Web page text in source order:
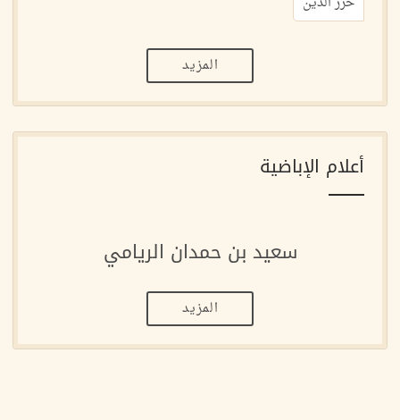
المزيد
أعلام الإباضية
سعيد بن حمدان الريامي
المزيد